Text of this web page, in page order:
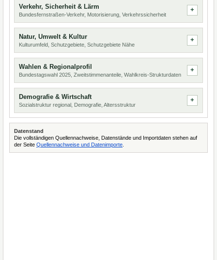
Verkehr, Sicherheit & Lärm
Bundesfernstraßen-Verkehr, Motorisierung, Verkehrssicherheit
Natur, Umwelt & Kultur
Kulturumfeld, Schutzgebiete, Schutzgebiete Nähe
Wahlen & Regionalprofil
Bundestagswahl 2025, Zweitstimmenanteile, Wahlkreis-Strukturdaten
Demografie & Wirtschaft
Sozialstruktur regional, Demografie, Altersstruktur
Datenstand
Die vollständigen Quellennachweise, Datenstände und Importdaten stehen auf
der Seite Quellennachweise und Datenimporte